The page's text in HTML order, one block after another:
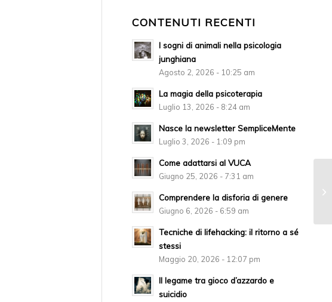
CONTENUTI RECENTI
I sogni di animali nella psicologia
junghiana
Agosto 2, 2026 - 10:25 am
La magia della psicoterapia
Luglio 13, 2026 - 8:24 am
Nasce la newsletter SempliceMente
Luglio 3, 2026 - 1:09 pm
Come adattarsi al VUCA
Giugno 25, 2026 - 7:31 am
Comprendere la disforia di genere
Giugno 6, 2026 - 6:59 am
Tecniche di lifehacking: il ritorno a sé
stessi
Maggio 20, 2026 - 12:07 pm
Il legame tra gioco d’azzardo e
suicidio